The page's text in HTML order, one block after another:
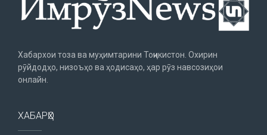
Хабархои тоза ва муҳимтарини Тоҷикистон. Охирин
рӯйдодҳо, низоъҳо ва ҳодисаҳо, ҳар рӯз навсозиҳои
онлайн.
ХАБАРҲО